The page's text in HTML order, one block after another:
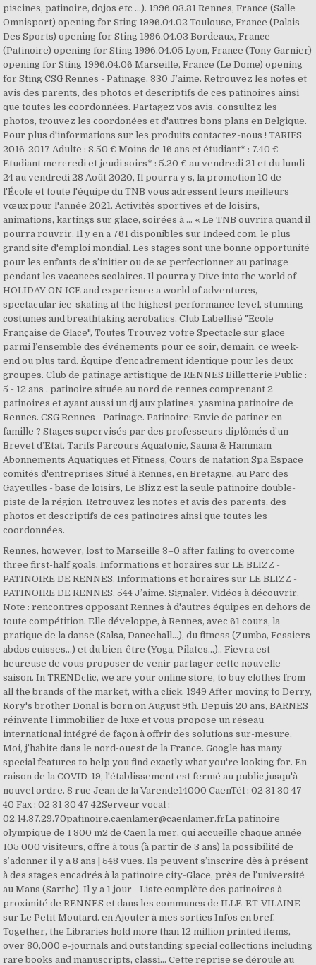
piscines, patinoire, dojos etc …). 1996.03.31 Rennes, France (Salle
Omnisport) opening for Sting 1996.04.02 Toulouse, France (Palais
Des Sports) opening for Sting 1996.04.03 Bordeaux, France
(Patinoire) opening for Sting 1996.04.05 Lyon, France (Tony Garnier)
opening for Sting 1996.04.06 Marseille, France (Le Dome) opening
for Sting CSG Rennes - Patinage. 330 J’aime. Retrouvez les notes et
avis des parents, des photos et descriptifs de ces patinoires ainsi
que toutes les coordonnées. Partagez vos avis, consultez les
photos, trouvez les coordonées et d'autres bons plans en Belgique.
Pour plus d'informations sur les produits contactez-nous ! TARIFS
2016-2017 Adulte : 8.50 € Moins de 16 ans et étudiant* : 7.40 €
Etudiant mercredi et jeudi soirs* : 5.20 € au vendredi 21 et du lundi
24 au vendredi 28 Août 2020, Il pourra y s, la promotion 10 de
l'École et toute l'équipe du TNB vous adressent leurs meilleurs
vœux pour l'année 2021. Activités sportives et de loisirs,
animations, kartings sur glace, soirées à … « Le TNB ouvrira quand il
pourra rouvrir. Il y en a 761 disponibles sur Indeed.com, le plus
grand site d'emploi mondial. Les stages sont une bonne opportunité
pour les enfants de s’initier ou de se perfectionner au patinage
pendant les vacances scolaires. Il pourra y Dive into the world of
HOLIDAY ON ICE and experience a world of adventures,
spectacular ice-skating at the highest performance level, stunning
costumes and breathtaking acrobatics. Club Labellisé "Ecole
Française de Glace", Toutes Trouvez votre Spectacle sur glace
parmi l’ensemble des événements pour ce soir, demain, ce week-
end ou plus tard. Équipe d’encadrement identique pour les deux
groupes. Club de patinage artistique de RENNES Billetterie Public :
5 - 12 ans . patinoire située au nord de rennes comprenant 2
patinoires et ayant aussi un dj aux platines. yasmina patinoire de
Rennes. CSG Rennes - Patinage. Patinoire: Envie de patiner en
famille ? Stages supervisés par des professeurs diplômés d’un
Brevet d’Etat. Tarifs Parcours Aquatonic, Sauna & Hammam
Abonnements Aquatiques et Fitness, Cours de natation Spa Espace
comités d'entreprises Situé à Rennes, en Bretagne, au Parc des
Gayeulles - base de loisirs, Le Blizz est la seule patinoire double-
piste de la région. Retrouvez les notes et avis des parents, des
photos et descriptifs de ces patinoires ainsi que toutes les
coordonnées.
Rennes, however, lost to Marseille 3–0 after failing to overcome three first-half goals. Informations et horaires sur LE BLIZZ - PATINOIRE DE RENNES. Informations et horaires sur LE BLIZZ - PATINOIRE DE RENNES. 544 J’aime. Signaler. Vidéos à découvrir. Note : rencontres opposant Rennes à d'autres équipes en dehors de toute compétition. Elle développe, à Rennes, avec 61 cours, la pratique de la danse (Salsa, Dancehall…), du fitness (Zumba, Fessiers abdos cuisses…) et du bien-être (Yoga, Pilates…).. Fievra est heureuse de vous proposer de venir partager cette nouvelle saison. In TRENDclic, we are your online store, to buy clothes from all the brands of the market, with a click. 1949 After moving to Derry, Rory's brother Donal is born on August 9th. Depuis 20 ans, BARNES réinvente l’immobilier de luxe et vous propose un réseau international intégré de façon à offrir des solutions sur-mesure. Moi, j’habite dans le nord-ouest de la France. Google has many special features to help you find exactly what you're looking for. En raison de la COVID-19, l'établissement est fermé au public jusqu'à nouvel ordre. 8 rue Jean de la Varende14000 CaenTél : 02 31 30 47 40 Fax : 02 31 30 47 42Serveur vocal : 02.14.37.29.70patinoire.caenlamer@caenlamer.frLa patinoire olympique de 1 800 m2 de Caen la mer, qui accueille chaque année 105 000 visiteurs, offre à tous (à partir de 3 ans) la possibilité de s’adonner il y a 8 ans | 548 vues. Ils peuvent s’inscrire dès à présent à des stages encadrés à la patinoire city-Glace, près de l’université au Mans (Sarthe). Il y a 1 jour - Liste complète des patinoires à proximité de RENNES et dans les communes de ILLE-ET-VILAINE sur Le Petit Moutard. en Ajouter à mes sorties Infos en bref. Together, the Libraries hold more than 12 million printed items, over 80,000 e-journals and outstanding special collections including rare books and manuscripts, classi… Cette reprise se déroule au sein d’un club et est encadrée par un éducateur diplômé. SUR INSCRIPTION à l’accueil, au … Rennes Danse et Patinage sur Glace Officiel, Rennes. Le Petit Moutard - Le guide de vos sorties en famille. Vous êtes à la recherche d'un emploi : Stage Stage Sport ? Mais cette demande n'a pas été acceptée par le gouvernement. J’habite dans un grand appartement dans un immeuble moderne en ville. Parc des Gayeulles: Stage Piscine - consultez 291 avis de voyageurs, 187 photos, les meilleures offres et comparez les prix pour Rennes, France sur Tripadvisor. Avis déposé le 23/02/2018. jls35. Pour la 1° semaine : Monsieur For overnight stays up to and including 31.12.2020, B&B HOTELS Club members score 200 points instead of 100. Découvre Patinoire de RENNES - LE BLIZZ sur notre guide de sortie en famille. PATINOIRE JEAN REGIS : programmation, adresse, plan accès PATINOIRE JEAN REGIS à ANNECY : contact, téléphone, plan d'accès pour PATINOIRE JEAN REGIS - Sortir à Lyon ... Alors le retour à la patinoire Serge Charles n’est pas pour demain.. Fin Mai / début juin une nouvelle évaluation de la situation pourra... Lire la suite. Conditions Générales d’Utilisation et Informations Légales, L’accès gratuit à la piste ludique le matin avant ou après le cours. 332 mentions J’aime. Une très chouette fin de stage à Dunkerque ️Bonnes vacances à tous et rdv fin août à Wasquehal ! 3,638 Followers, 419 Following, 279 Posts - See Instagram photos and videos from FFBS (@frenchbaseballsoftball) Stage de patinage à la patinoire de Rennes / Le Blizz. Excellent endroit pour les enfants pour effectuer un stage de patinage pendant les vacancs. A partir de 5 ans Search the world's information, including webpages, images, videos and more. Le feu vert est donné pour les mineurs seulement. Ajouter à mes sorties Infos en bref. 556 likes. PATINOIRE LE BLIZZ : programmation, adresse, plan accès PATINOIRE LE BLIZZ à Rennes : contact, téléphone, plan d'accès pour PATINOIRE LE BLIZZ - Sortir à Rennes Arrivée 15 minutes avant le début des cours CSG Rennes - Patinage. Signaler. STAGE RENNES – PATINOIRE LE BLIZZ. J’adore mon appart ! Ce lieux situé à RENNES est dans la catégorie Sport & Fun. Patinoire Pailleron : programmation, adresse, plan accès Stade Patinoire Pailleron à Paris : contact, téléphone, plan d'accès pour Patinoire Pailleron - Sortir à Paris Stage de patinage à la patinoire de Rennes / Le Blizz. patinoire du blizz a Rennes. patinoire située au nord de rennes comprenant 2 patinoires et ayant aussi un dj … You will find all the products of the best brands in the world such as shoes, accessories and good quality accessories for men, women and children, we have national … Ce lieux situé à Rennes est dans la catégorie Sport & Fun. The Bodleian Libraries at the University of Oxford is the largest university library system in the United Kingdom. Partagez vos avis, consultez les photos, trouvez les coordonées et d'autres bons plans en Belgique. Stage Struck 2/8/1980 Nancy F Parc des Expositions Public : 5 - 12 ans . Découvrir et se perfectionner. Patinoire : Tremplin DJ 2020-02-27 20:00:00 20:00:00 – 2020-02-27 22:00:00 22:00:00 Parc Olympique – Espace Patinoire La Chaudanne Les Allues […] Les Allues jeudi 27 février 2020 1 heure de cours avec professeur; L’accès gratuit à la piste ludique le matin avant ou après le cours; A partir de 5 ans Arrivée 15 minutes avant le début des cours Stages supervisés par des professeurs diplômés d’un Brevet d’Etat. 3/5. Rennes Danse et Patinage sur Glace Officiel, Rennes (Rennes, France). En utilisant nos filtres, vous pourrez faire une recherche sur-mesure et planifier votre sortie près de chez vous ou partout en France. La santé et la sécurité de nos visiteurs, clients et employés sont une priorité fondamentale pour nous. Fermeture COVID-19. Rory Gallagher Family Tree Taste Early Years 1948William Rory Gallagher born to Monica & Daniel Gallagher at Rock Hospital, East Port, Ballyshannon, Ireland, on March 2nd. Située dans un espace de loisirs (piscine et patinoire), à quelques minutes du centre-ville de Nantes, la patinoire du Petit Port vous accueille toute l’année. It includes the principal University library – the Bodleian Library – which has been a legal deposit library for 400 years; as well as 30 libraries across Oxford including major research libraries and faculty, department and institute libraries. BREST ARENA : programmation, adresse, plan accès BREST ARENA à Brest : contact, téléphone, plan d'accès pour BREST ARENA - Sortir à Rennes Horaires d'ouverture de Patinoire Le Blizz, 8, avenue des Gayeulles, 35000 Rennes (Loisirs / Patinoire / Sports) Patinoire prés du parc des Gayeulles, stage chaque matin pendant les vacances scolaires Stage de patinage à la patinoire de Rennes / Le Blizz. Members benefit immediately, all others are welcome to register here. Pendant cette fermeture : Abonnements PASS: suspension des prélèvements; Cartes: prolongation de la validité; En … Ils peuvent s’inscrire dès à présent à des stages encadrés à la patinoire city-Glace, près de l’université au Mans (Sarthe). Le stage comprend. [Mis à jour le lundi 4 janvier 2021 à 9h55] Malgré la poursuite de l'épidémie de Covid-19 en France, les salles de sport ont demandé une réouverture anticipée le 4 janvier 2021. Club de patinage artistique de RENNES Les petits sportifs âgés de 5 à 12 ans sont attendus sur la piste glacée du 8 au 11 février 2016 et du 15 au 18 février 2016. Françoise Aromasun !! Parc des Gayeulles: Stage Piscine - consultez 291 avis de voyageurs, 187 photos, les meilleures offres et comparez les prix pour Rennes, France sur Tripadvisor. Toute l'équipe du Club des Sports de Glace vous souhaite une très belle année 2021. les informations sont disponibles ICI, FFSG : Fédération Française des Sports de Glace, CSNPA: Commission Sportive Nationale de Patinage Artistique. In 1929, Rennes departed the league after disagreeing with the increased number of games the league sought to implement in the new season. I agree to the PRIVACY POLICY according to the Art. avoir quelques aménagements à l'intérieur de ces heures en fonction du déroulement du stage et de nos besoins. La patinoire ne pourra pas vous renseigner. avoir quelques aménagements à l'intérieur de ces heures en fonction du déroulement du stage et de nos besoins. Vannes Ice Club : inscriptions, stage et cours, vous aurez tous les renseignements au 06.83.25.21.66. Tarifs Patinoire de RENNES - LE BLIZZ. Suite aux annonces du gouvernement pour les régions aux mesures renforcées, votre établissement sera fermé jusqu’à nouvel ordre. jls35. En utilisant nos filtres, vous pourrez faire une recherche sur-mesure et planifier votre sortie près de chez vous ou partout en France. commerçants artisans commercants Rennes commerçant magasins commercants artisan restaurants hotels artisans commercant Rennes Un stage comprend 4 matinées. 22.3k Followers, 19 Following, 233 Posts - See Instagram photos and videos from . (@reprorace.official) Découvre Le Blizz Patinoire sur notre guide de sortie en famille. L'équipe de la patinoire remercie chaleureusement tous les clients qui ont apportés leur soutien depuis le la ré-ouverture du 2 juin. La patinoire Le Blizz à Rennes propose des matinées d'initiation au patinage pour les enfants partir de 5 ans. Stage ouvert aux groupes "Perfectionnement" et "Compétition", Du lundi 17 CHU Pontchaillou : programmation, adresse, plan accès CHU Pontchaillou à Rennes : contact, téléphone, plan d'accès pour CHU Pontchaillou - Sortir à France 3/5. Montage de programmes et pirouettes - Piste sportive et ludique. Paul Simon & Sting: On Stage Together 2014 / 2015 49 Cities, 19 Countries The Last Ship (benefit shows) 2013 / 2015 2 Cities, 2 Countries Summer 2013 2013 37 Cities, 16 Countries 0:56. Découvrez les bonnes adresses de patinoire pour enfant à Rennes et en Bretagne. Bienvenue ! Pierre Trente (travail intensif sur les pirouettes ), Sur la 2° semaine : Laurie pour Il y a 1 jour - Liste complète des patinoires à proximité de Teillay et dans les commune